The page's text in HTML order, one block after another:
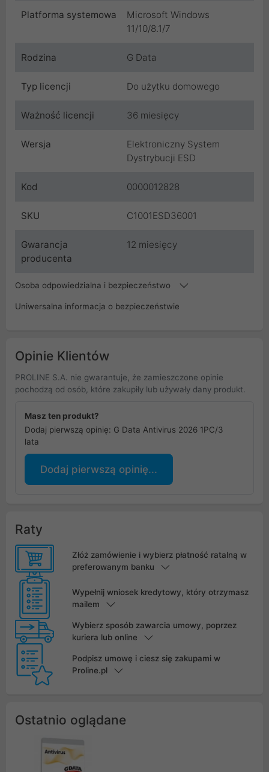
Platforma systemowa
Microsoft Windows
11/10/8.1/7
Rodzina G Data
Typ licencji Do użytku domowego
Ważność licencji 36 miesięcy
Wersja
Elektroniczny System
Dystrybucji ESD
Kod 0000012828
SKU C1001ESD36001
Gwarancja
producenta
12 miesięcy
Osoba odpowiedzialna i bezpieczeństwo
Uniwersalna informacja o bezpieczeństwie
Opinie Klientów
PROLINE S.A. nie gwarantuje, że zamieszczone opinie
pochodzą od osób, które zakupiły lub używały dany produkt.
Masz ten produkt?
Dodaj pierwszą opinię: G Data Antivirus 2026 1PC/3
lata
Dodaj pierwszą opinię...
Raty
Złóż zamówienie i wybierz płatność ratalną w
preferowanym banku
Wypełnij wniosek kredytowy, który otrzymasz
mailem
Wybierz sposób zawarcia umowy, poprzez
kuriera lub online
Podpisz umowę i ciesz się zakupami w
Proline.pl
Ostatnio oglądane